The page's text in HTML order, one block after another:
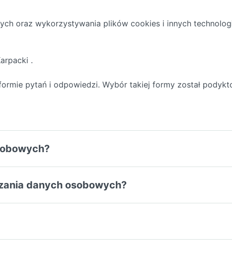
oraz wykorzystywania plików cookies i innych
.
pytań i odpowiedzi. Wybór takiej formy został
danych osobowych?